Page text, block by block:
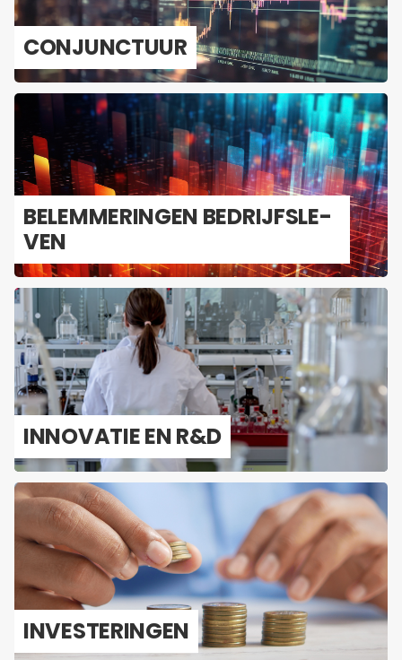
CON­JUNC­TUUR
BE­LEM­ME­RIN­GEN BE­DRIJFS­LE­
VEN
IN­NO­VA­TIE EN R&D
IN­VES­TE­RIN­GEN